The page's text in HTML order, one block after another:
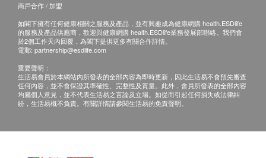
正本，並於送貨後3個工作天內按下列方式聯絡健
康網購health.ESDlife客戶服務部跟進。
商戶合作 / 加盟
如閣下擁有任何健康相關之服務及產品，並有興趣成為健康網購 health.ESDlife
的服務及產品供應商，歡迎與健康網購 health.ESDlife業務發展部聯絡。我們會
於2個工作天內回覆，為閣下提供更多有關合作詳情。
電郵: partnership@esdlife.com
重要聲明：
生活易會員於本網站內所發表的全部內容為即時更新，因此生活易不會預先審查
任何內容，並不會保證其準確性、完整性及質量。此外，會員所發表的全部內容
均屬個人意見，並不代表生活易之言論及立場。如從而引起任何損失或法律糾
紛，生活易概不負責。有關詳情請參閱生活易的免責聲明。